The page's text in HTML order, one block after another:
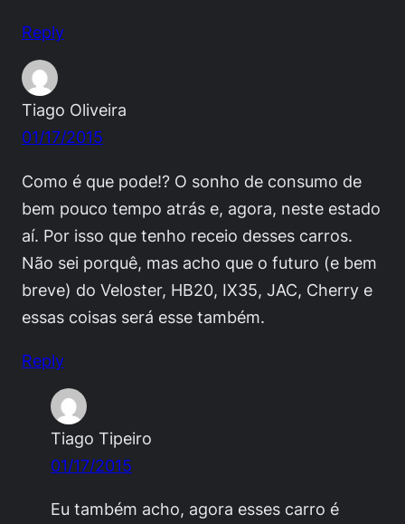
Reply
Tiago Oliveira
01/17/2015
Como é que pode!? O sonho de consumo de
bem pouco tempo atrás e, agora, neste estado
aí. Por isso que tenho receio desses carros.
Não sei porquê, mas acho que o futuro (e bem
breve) do Veloster, HB20, IX35, JAC, Cherry e
essas coisas será esse também.
Reply
Tiago Tipeiro
01/17/2015
Eu também acho, agora esses carro é